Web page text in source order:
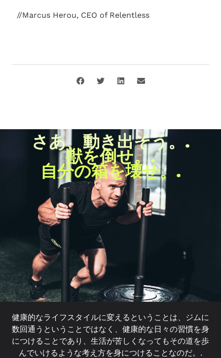
//Marcus Herou, CEO of Relentless
さあ、動き出そう。.
獣を倒せ。.
自分の箱を壊せ。.
健康的なライフスタイルに変えるということは、ジムに
数回通うということではなく、健康的な日々の習慣を身
につけることであり、生活が苦しくなってもその道を歩
んでいけるような考え方を身につけることなのだ。.